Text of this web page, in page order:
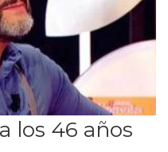
los 46 años